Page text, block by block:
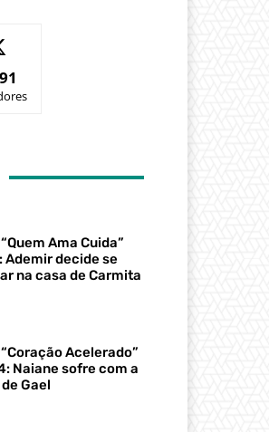
Ama Cuida”
Ademir decide se
na casa de Carmita
Acelerado”
Naiane sofre com a
Gael